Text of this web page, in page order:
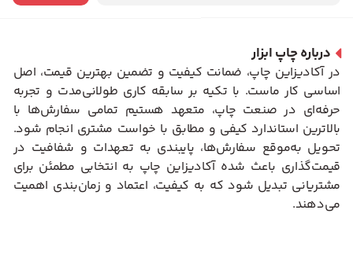
درباره چاپ ابزار
در آکادیزاین چاپ، ضمانت کیفیت و تضمین بهترین قیمت، اصل
اساسی کار ماست. با تکیه بر سابقه کاری طولانی‌مدت و تجربه
حرفه‌ای در صنعت چاپ، متعهد هستیم تمامی سفارش‌ها با
بالاترین استاندارد کیفی و مطابق با خواست مشتری انجام شود.
تحویل به‌موقع سفارش‌ها، پایبندی به تعهدات و شفافیت در
قیمت‌گذاری باعث شده آکادیزاین چاپ به انتخابی مطمئن برای
مشتریانی تبدیل شود که به کیفیت، اعتماد و زمان‌بندی اهمیت
می‌دهند.